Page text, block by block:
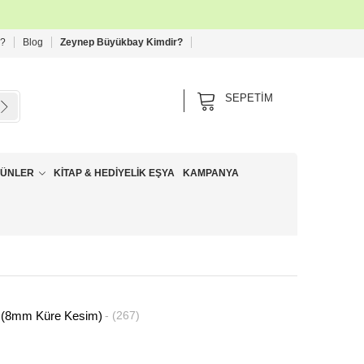
Blog Zeynep Büyükbay Kimdir?
SEPETIM
KITAP & HEDIYELIK EŞYA KAMPANYA
Küre Kesim) (267)